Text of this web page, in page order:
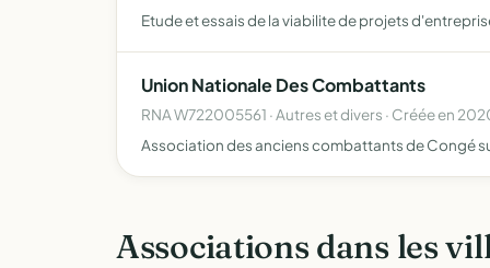
Etude et essais de la viabilite de projets
Union Nationale Des Combattants
RNA W722005561 · Autres et divers · Créée en
Association des anciens combattants de Congé
Associations dans les